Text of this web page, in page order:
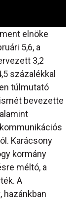
elnöke
5,6, a
3,2
százalékkal
túlmutató
bevezette
Karácsony
kormány
méltó, a
A
hazánkban